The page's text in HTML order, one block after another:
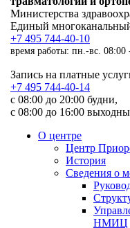
Министерства
Единый
+7 495 744-40-10
время работы: пн.-вс. 08:00
Запись на платные
+7 495 744-40-14
с 08:00 до 20:00 будни,
с 08:00 до 16:00
О центре
Центр
История
Сведения о
НМИЦ